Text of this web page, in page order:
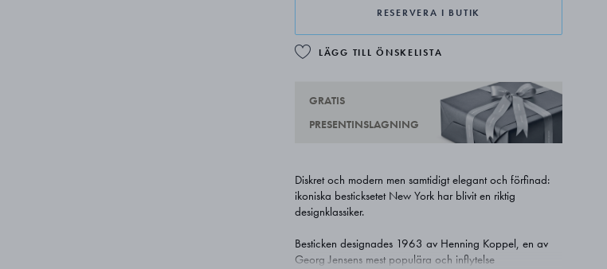
RESERVERA I BUTIK
LÄGG TILL ÖNSKELISTA
GRATIS
PRESENTINSLAGNING
Diskret och modern men samtidigt elegant och förfinad:
ikoniska besticksetet New York har blivit en riktig
designklassiker.
Besticken designades 1963 av Henning Koppel, en av
Georg Jensens mest populära och inflytelse